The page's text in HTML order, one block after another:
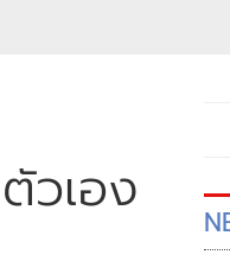
วเอง